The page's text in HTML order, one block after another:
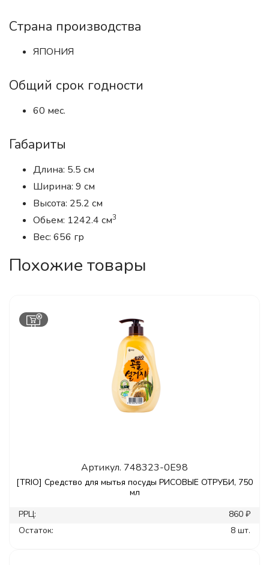
Страна производства
ЯПОНИЯ
Общий срок годности
60 мес.
Габариты
Длина: 5.5 см
Ширина: 9 см
Высота: 25.2 см
Обьем: 1242.4 см3
Вес: 656 гр
Похожие товары
Артикул. 748323-0E98
[TRIO] Средство для мытья посуды РИСОВЫЕ ОТРУБИ, 750
мл
РРЦ:
860 ₽
Остаток:
8 шт.